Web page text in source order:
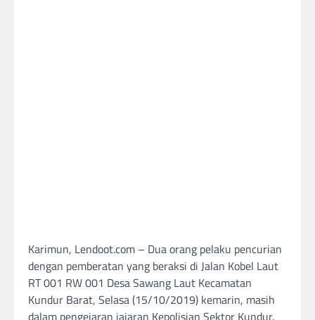
Karimun, Lendoot.com – Dua orang pelaku pencurian
dengan pemberatan yang beraksi di Jalan Kobel Laut
RT 001 RW 001 Desa Sawang Laut Kecamatan
Kundur Barat, Selasa (15/10/2019) kemarin, masih
dalam pengejaran jajaran Kepolisian Sektor Kundur.